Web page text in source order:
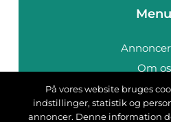
Menu
Om os
Kontakt
På vores website bruges
indstillinger, statistik og
annoncer. Denne information